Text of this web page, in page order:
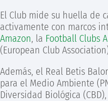
El Club mide su huella de
activamente con marcos
Amazon, la Football Clubs
(European Club
Además, el Real Betis
para el Medio Ambiente
Diversidad Biológica